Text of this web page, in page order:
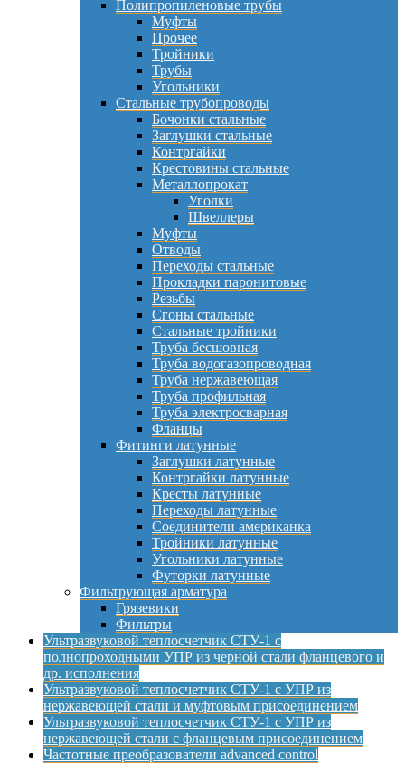
Полипропиленовые трубы
Муфты
Прочее
Тройники
Трубы
Угольники
Стальные трубопроводы
Бочонки стальные
Заглушки стальные
Контргайки
Крестовины стальные
Металлопрокат
Уголки
Швеллеры
Муфты
Отводы
Переходы стальные
Прокладки паронитовые
Резьбы
Сгоны стальные
Стальные тройники
Труба бесшовная
Труба водогазопроводная
Труба нержавеющая
Труба профильная
Труба электросварная
Фланцы
Фитинги латунные
Заглушки латунные
Контргайки латунные
Кресты латунные
Переходы латунные
Соединители американка
Тройники латунные
Угольники латунные
Футорки латунные
Фильтрующая арматура
Грязевики
Фильтры
Ультразвуковой теплосчетчик СТУ-1 с
полнопроходными УПР из черной стали фланцевого и
др. исполнения
Ультразвуковой теплосчетчик СТУ-1 с УПР из
нержавеющей стали и муфтовым присоединением
Ультразвуковой теплосчетчик СТУ-1 с УПР из
нержавеющей стали с фланцевым присоединением
Частотные преобразователи advanced control